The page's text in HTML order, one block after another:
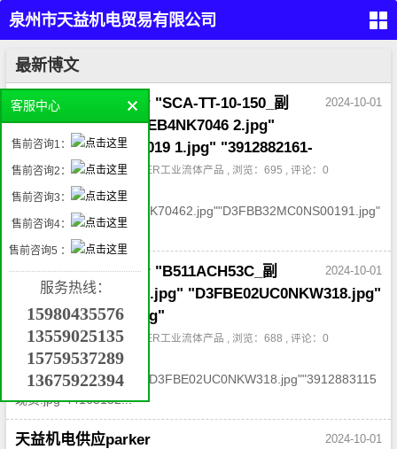
泉州市天益机电贸易有限公司
（PARKER,REXROTH,EATON
VICKERS）
留
言
本
液
品
动
产
工
动
化
品接
我
最新博文
2024-10-01
天益机电供应parker "SCA-TT-10-150_副
本.jpg" "D31FPB61EB4NK7046 2.jpg"
"D3FBB32MC0NS0019 1.jpg" "3912882161-
作者：admin , 分类：PARKER工业流体产品 , 浏览：695 , 评论：0
"SCA-TT-10-150_副
本.jpg""D31FPB61EB4NK70462.jpg""D3FBB32MC0NS00191.jpg"
"3912882161-KIT...
2024-10-01
天益机电供应parker "B511ACH53C_副
本.jpg" "DSL201CR.jpg" "D3FBE02UC0NKW318.jpg"
"3912883115现货.jpg"
作者：admin , 分类：PARKER工业流体产品 , 浏览：688 , 评论：0
"B511ACH53C_副
本.jpg""DSL201CR.jpg""D3FBE02UC0NKW318.jpg""3912883115
现货.jpg"44165152...
2024-10-01
天益机电供应parker
客服中心
售前咨询1：
售前咨询2：
售前咨询3：
售前咨询4：
售前咨询5 ：
服务热线：
15980435576
13559025135
15759537289
13675922394